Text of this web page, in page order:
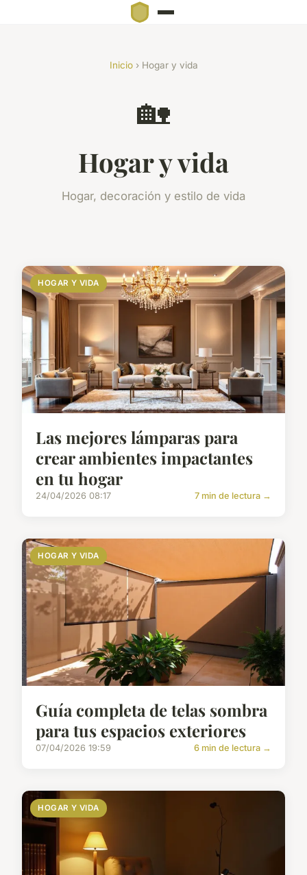
Inicio› Hogar y vida
🏡
Hogar y vida
Hogar, decoración y estilo de vida
HOGAR Y VIDA
Las mejores lámparas para
crear ambientes impactantes
en tu hogar
24/04/2026 08:17 7 min de lectura →
HOGAR Y VIDA
Guía completa de telas sombra
para tus espacios exteriores
07/04/2026 19:59 6 min de lectura →
HOGAR Y VIDA